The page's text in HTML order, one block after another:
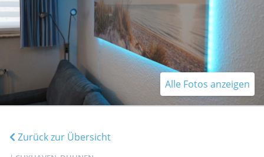
Alle Fotos anzeigen
Zurück zur Übersicht